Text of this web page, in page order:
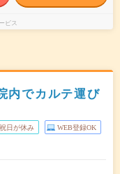
ビス
内でカルテ運び
日が休み WEB登録OK